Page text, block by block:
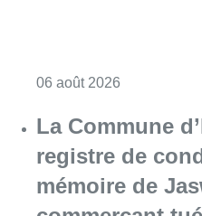
06 août 2026
La Commune
registre de
mémoire de